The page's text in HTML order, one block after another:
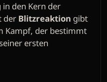
in den Kern der
der Blitzreaktion gibt
Kampf, der bestimmt
ersten